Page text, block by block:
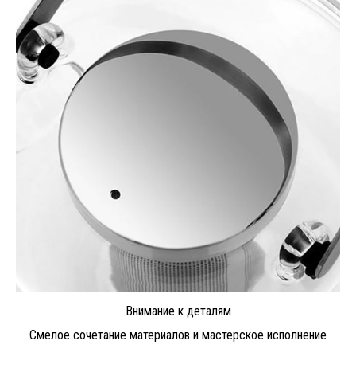
Внимание к деталям
Смелое сочетание материалов и мастерское исполнение